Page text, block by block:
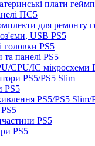
плати
ПС5
для ремонту
USB PS5
головки PS5
панелі PS5
CPU/IC мікросхеми
PS5/PS5 Slim
PS5
PS5/PS5 Slim/
PS5
PS5